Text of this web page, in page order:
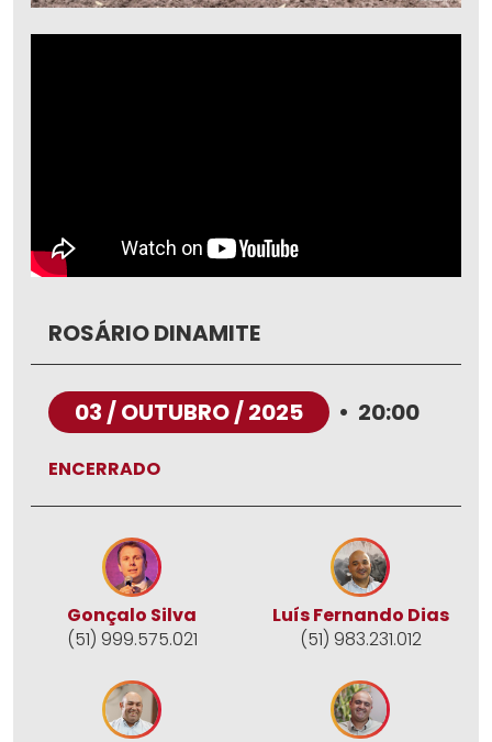
ROSÁRIO DINAMITE
03 / OUTUBRO / 2025 • 20:00
ENCERRADO
Gonçalo Silva
(51) 999.575.021
Luís Fernando Dias
(51) 983.231.012